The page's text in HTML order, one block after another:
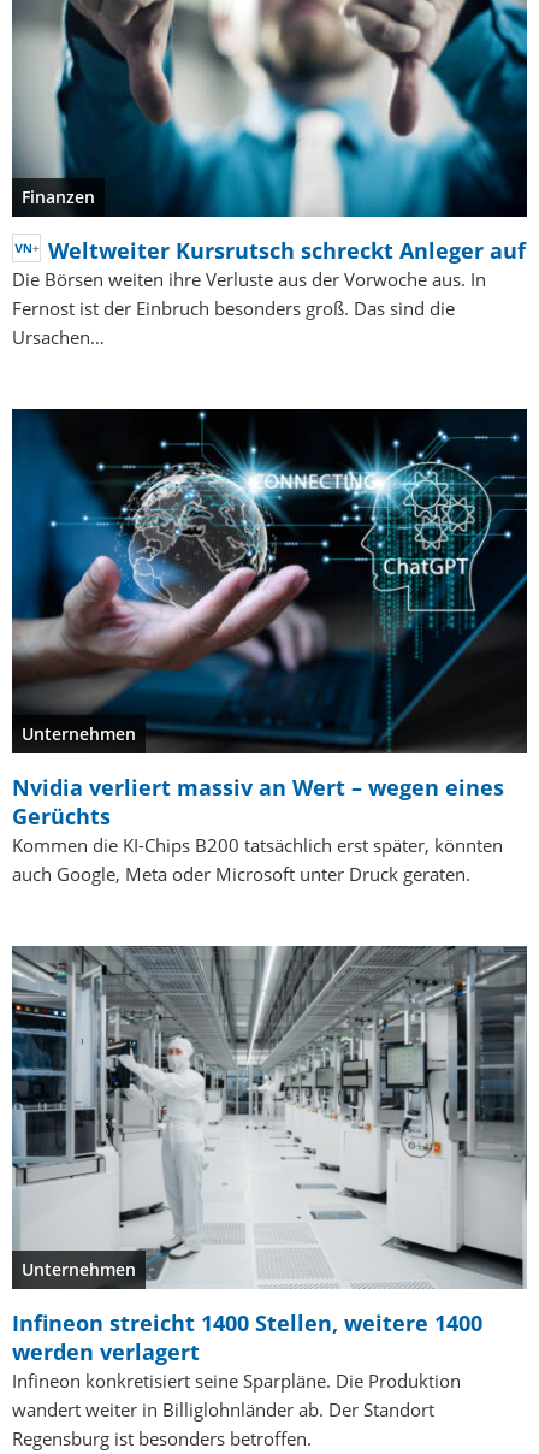
Finanzen
Weltweiter Kursrutsch schreckt Anleger auf
Die Börsen weiten ihre Verluste aus der Vorwoche aus. In
Fernost ist der Einbruch besonders groß. Das sind die
Ursachen…
Unternehmen
Nvidia verliert massiv an Wert – wegen eines
Gerüchts
Kommen die KI-Chips B200 tatsächlich erst später, könnten
auch Google, Meta oder Microsoft unter Druck geraten.
Unternehmen
Infineon streicht 1400 Stellen, weitere 1400
werden verlagert
Infineon konkretisiert seine Sparpläne. Die Produktion
wandert weiter in Billiglohnländer ab. Der Standort
Regensburg ist besonders betroffen.